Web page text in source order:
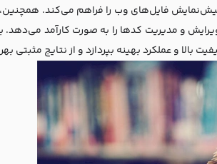
و مدیریت کدها را به صورت کارآمد می‌دهد.
بالا و عملکرد بهینه بپردازد و از نتایج مثبتی